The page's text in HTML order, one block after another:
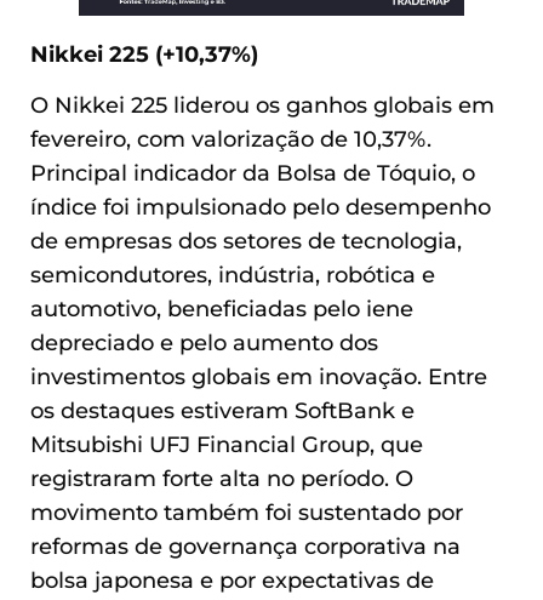
Nikkei 225 (+10,37%)
O Nikkei 225 liderou os ganhos globais em
fevereiro, com valorização de 10,37%.
Principal indicador da Bolsa de Tóquio, o
índice foi impulsionado pelo desempenho
de empresas dos setores de tecnologia,
semicondutores, indústria, robótica e
automotivo, beneficiadas pelo iene
depreciado e pelo aumento dos
investimentos globais em inovação. Entre
os destaques estiveram SoftBank e
Mitsubishi UFJ Financial Group, que
registraram forte alta no período. O
movimento também foi sustentado por
reformas de governança corporativa na
bolsa japonesa e por expectativas de